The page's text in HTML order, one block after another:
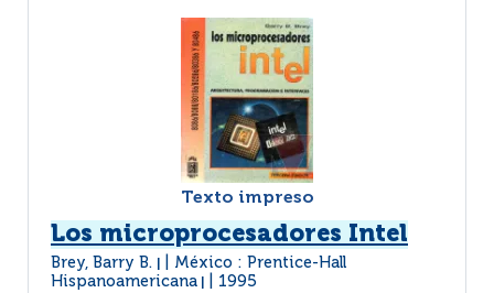
Texto impreso
Los microprocesadores Intel
Brey, Barry B.
México : Prentice-Hall
Hispanoamericana
1995